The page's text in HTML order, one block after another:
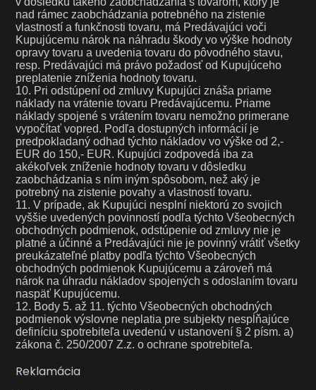
nad rámec zaobchádzania potrebného na zistenie
vlastností a funkčnosti tovaru, má Predávajúci voči
Kupujúcemu nárok na náhradu škody vo výške hodnoty
opravy tovaru a uvedenia tovaru do pôvodného stavu,
resp. Predávajúci má právo požadosť od Kupujúceho
preplatenie zníženia hodnoty tovaru.
10. Pri odstúpení od zmluvy Kupujúci znáša priame
náklady na vrátenie tovaru Predávajúcemu. Priame
náklady spojené s vrátením tovaru nemožno primerane
vypočítať vopred. Podľa dostupných informácií je
predpokladaný odhad týchto nákladov vo výške od 2,-
EUR do 150,- EUR. Kupujúci zodpovedá iba za
akékoľvek zníženie hodnoty tovaru v dôsledku
zaobchádzania s ním iným spôsobom, než aký je
potrebný na zistenie povahy a vlastností tovaru.
11. V prípade, ak Kupujúci nesplní niektorú zo svojich
vyššie uvedených povinností podľa týchto Všeobecných
obchodných podmienok, odstúpenie od zmluvy nie je
platné a účinné a Predávajúci nie je povinný vrátiť všetky
preukázateľné platby podľa týchto Všeobecných
obchodných podmienok Kupujúcemu a zároveň má
nárok na úhradu nákladov spojených s odoslaním tovaru
naspäť Kupujúcemu.
12. Body 5. až 11. týchto Všeobecných obchodných
podmienok výslovne neplatia pre subjekty nespĺňajúce
definíciu spotrebiteľa uvedenú v ustanovení § 2 písm. a)
zákona č. 250/2007 Z.z. o ochrane spotrebiteľa.
Reklamácia